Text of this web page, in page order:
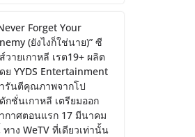
Forget Your
(ยังไงก็ใช่นาย)” ซี
วายเกาหลี เรต19+ ผลิต
ย YYDS Entertainment
รันตีคุณภาพจากโป
กชั่นเกาหลี เตรียมออก
กาศตอนแรก 17 มีนาคม
าง WeTV ที่เดียวเท่านั้น